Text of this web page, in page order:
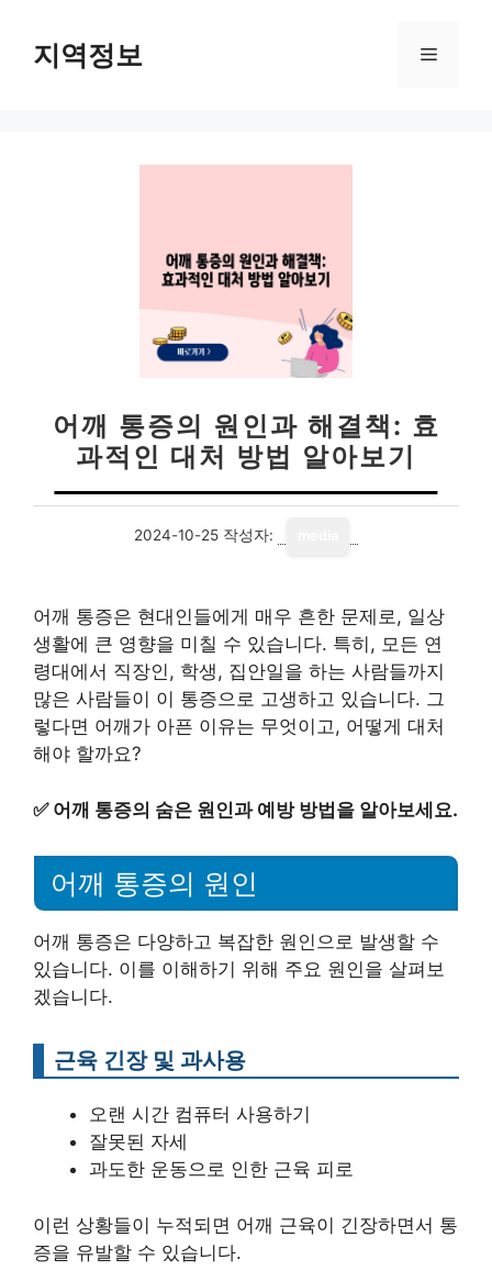
지역정보 메
어깨 통증의 원인과 해결책: 효
과적인 대처 방법 알아보기
2024-10-25 작성자:
어깨 통증은 현대인들에게 매우 흔한 문제로, 일상
생활에 큰 영향을 미칠 수 있습니다. 특히, 모든 연
령대에서 직장인, 학생, 집안일을 하는 사람들까지
많은 사람들이 이 통증으로 고생하고 있습니다. 그
렇다면 어깨가 아픈 이유는 무엇이고, 어떻게 대처
해야 할까요?
✅ 어깨 통증의 숨은 원인과 예방 방법을 알아보세요.
어깨 통증의 원인
어깨 통증은 다양하고 복잡한 원인으로 발생할 수
있습니다. 이를 이해하기 위해 주요 원인을 살펴보
겠습니다.
근육 긴장 및 과사용
오랜 시간 컴퓨터 사용하기
잘못된 자세
과도한 운동으로 인한 근육 피로
이런 상황들이 누적되면 어깨 근육이 긴장하면서 통
증을 유발할 수 있습니다.